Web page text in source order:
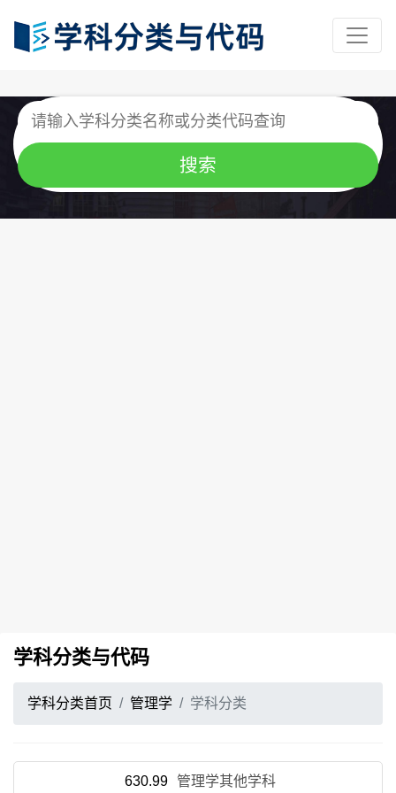
学科分类与代码
学科分类首页 管理学 学科分类
630.99 管理学其他学科